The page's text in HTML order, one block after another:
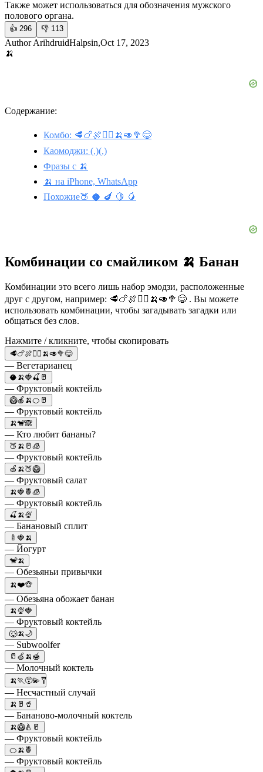
Также может использоваться для обозначения мужского
полового органа.
👍 296 👎 113
Author ArihdruidHalpsin,Oct 17, 2023
🍌
Содержание:
Комбо: 🥩🍗🍖🙅‍♀️🍌🥑🥦😋
Каомоджи: (.)(.)
Фразы с 🍌
🍌 на iPhone, WhatsApp
Похожие🍑 🥥 🍆 🍋 🥭
Комбинации со смайликом 🍌 Банан
Комбинации это всего лишь набор эмодзи, расположенные
друг с другом, например: 🥩🍗🍖🙅‍♀️🍌🥑🥦😋 . Вы можете
использовать комбинации, чтобы загадывать загадки или
общаться без слов.
Нажмите / кликните, чтобы скопировать
🥩🍗🍖🙅‍♀️🍌🥑🥦😋
— Вегетарианец
🥥🍌🍓🍒🥛
— Фруктовый коктейль
🥝🍎🍌🍊🥛
— Фруктовый коктейль
🍌🐒🙈
— Кто любит бананы?
🍑🍌🥛🧊
— Фруктовый коктейль
🍏🍌🍑🥝
— Фруктовый салат
🍌🍓🍍🧊
— Фруктовый коктейль
🍒🍌🍨
— Банановый сплит
🍼🍓🍌
— Йогурт
🐒🍌
— Обезьяньи привычки
🍌❤️🐵
— Обезьяна обожает банан
🍌🍨🍓
— Фруктовый коктейль
🐺🍌🌙
— Subwoolfer
🥛🍏🍌🍯
— Молочный коктель
🍌🏃😵‍💫🩼
— Несчастный случай
🍌🥛🥤
— Бананово-молочный коктель
🍌🥝🍐🥛
— Фруктовый коктейль
🍊🍌🍍
— Фруктовый коктейль